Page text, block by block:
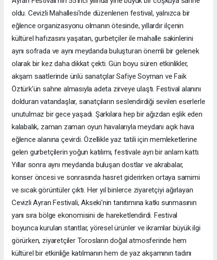
oldu. Cevizli Mahallesi'nde düzenlenen festival, yalnızca bir
eğlence organizasyonu olmanın ötesinde, yıllardır ilçenin
kültürel hafızasını yaşatan, gurbetçiler ile mahalle sakinlerini
aynı sofrada ve aynı meydanda buluşturan önemli bir gelenek
olarak bir kez daha dikkat çekti. Gün boyu süren etkinlikler,
akşam saatlerinde ünlü sanatçılar Safiye Soyman ve Faik
Öztürk'ün sahne almasıyla adeta zirveye ulaştı. Festival alanını
dolduran vatandaşlar, sanatçıların seslendirdiği sevilen eserlerle
unutulmaz bir gece yaşadı. Şarkılara hep bir ağızdan eşlik eden
kalabalık, zaman zaman oyun havalarıyla meydanı açık hava
eğlence alanına çevirdi. Özellikle yaz tatili için memleketlerine
gelen gurbetçilerin yoğun katılımı, festivale ayrı bir anlam kattı.
Yıllar sonra aynı meydanda buluşan dostlar ve akrabalar,
konser öncesi ve sonrasında hasret giderirken ortaya samimi
ve sıcak görüntüler çıktı. Her yıl binlerce ziyaretçiyi ağırlayan
Cevizli Ayran Festivali, Akseki'nin tanıtımına katkı sunmasının
yanı sıra bölge ekonomisini de hareketlendirdi. Festival
boyunca kurulan stantlar, yöresel ürünler ve ikramlar büyük ilgi
görürken, ziyaretçiler Torosların doğal atmosferinde hem
kültürel bir etkinliğe katılmanın hem de yaz akşamının tadını